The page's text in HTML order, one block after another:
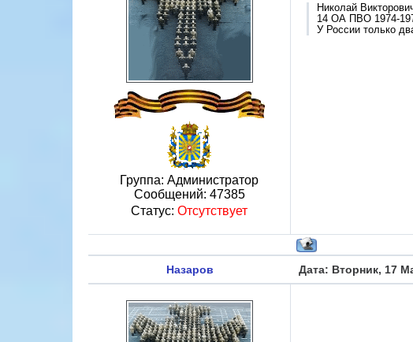
Группа: Администратор
Сообщений: 47385
Статус: Отсутствует
Николай
14 ОА ПВО 1974-
У России только
Назаров Дата: Вторник, 17